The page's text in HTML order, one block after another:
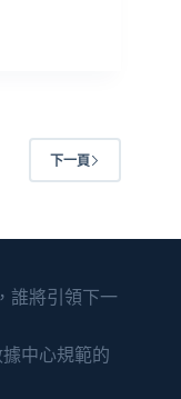
下一頁
誰將引領下一
中心規範的